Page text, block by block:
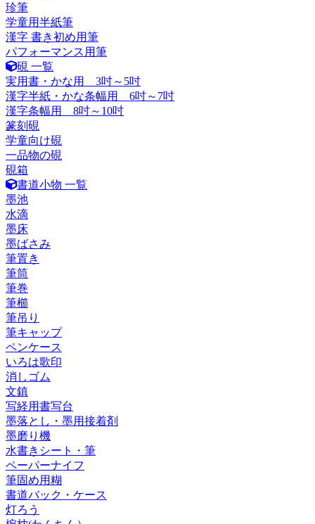
珍筆
学童用半紙筆
漢字 書き初め用筆
パフォーマンス用筆
硯 一覧
実用書・かな用 3吋～5吋
漢字半紙・かな条幅用 6吋～7吋
漢字条幅用 8吋～10吋
篆刻硯
学童向け硯
一品物の硯
硯箱
書道小物 一覧
墨池
水滴
墨床
墨ばさみ
筆置き
筆筒
筆巻
筆櫛
筆吊り
筆キャップ
ペンケース
いろは歌印
消しゴム
文鎮
写経用書写台
墨落とし・墨用接着剤
墨磨り機
水書きシート・筆
ペーパーナイフ
筆固め用糊
書道バック・ケース
灯ろう